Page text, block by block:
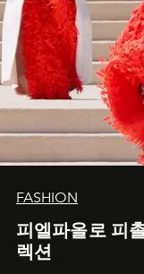
FASHION
피엘파올로 피
렉션